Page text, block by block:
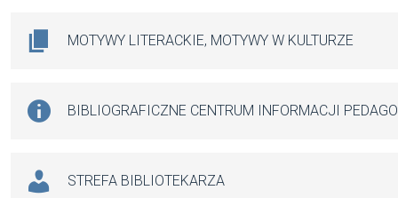
MOTYWY LITERACKIE, MOTYWY W KULTURZE
BIBLIOGRAFICZNE CENTRUM INFORMACJI
STREFA BIBLIOTEKARZA